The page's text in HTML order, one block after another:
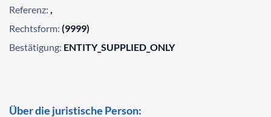
Referenz: ,
Rechtsform: (9999)
Bestätigung: ENTITY_SUPPLIED_ONLY
Über die juristische Person: